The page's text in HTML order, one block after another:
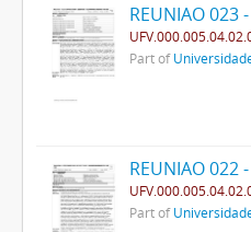
Part of
Part of